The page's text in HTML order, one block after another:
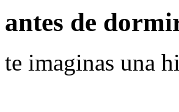
antes de
te imaginas una